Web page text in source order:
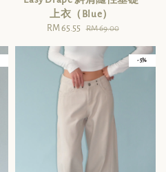
上衣（Blue）
Sale
RM 65.55 Regular
RM 69.00
- 5%